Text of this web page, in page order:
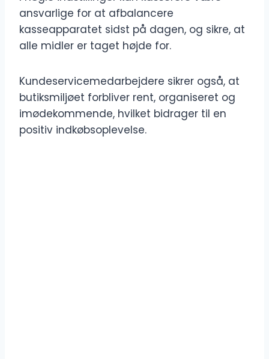
ansvarlige for at afbalancere
kasseapparatet sidst på dagen, og sikre, at
alle midler er taget højde for.
Kundeservicemedarbejdere sikrer også, at
butiksmiljøet forbliver rent, organiseret og
imødekommende, hvilket bidrager til en
positiv indkøbsoplevelse.